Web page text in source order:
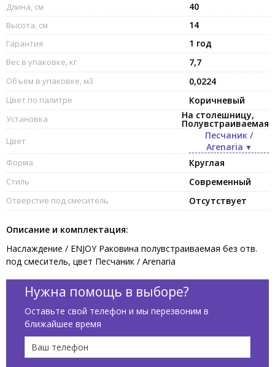
Длина, см 40
Высота, см 14
Гарантия 1 год
Вес в упаковке, кг 7,7
Объем в упаковке, м3 0,0224
Цвет по палитре Коричневый
Установка На столешницу,
Полувстраиваемая
Цвет
Песчаник /
Arenaria
Форма Круглая
Стиль Современный
Отверстие под смеситель Отсутствует
Описание и комплектация:
Наслаждение / ENJOY Раковина полувстраиваемая без отв.
под смеситель, цвет Песчаник / Arenaria
Нужна помощь в выборе?
Оставьте свой телефон и мы перезвоним в
ближайшее время